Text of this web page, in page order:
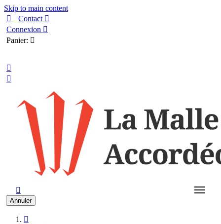
Skip to main content

Contact 
Connexion 
Panier: 



Annuler
